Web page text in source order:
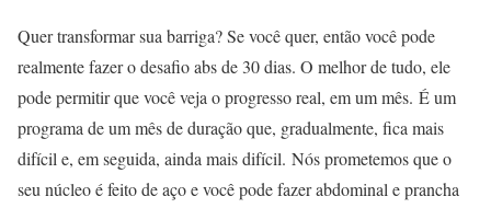
Quer transformar sua barriga? Se você quer, então você pode
realmente fazer o desafio abs de 30 dias. O melhor de tudo, ele
pode permitir que você veja o progresso real, em um mês. É um
programa de um mês de duração que, gradualmente, fica mais
difícil e, em seguida, ainda mais difícil. Nós prometemos que o
seu núcleo é feito de aço e você pode fazer abdominal e prancha